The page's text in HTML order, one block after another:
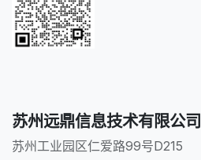
苏州远鼎信息技术有限公司
苏州工业园区仁爱路99号D215